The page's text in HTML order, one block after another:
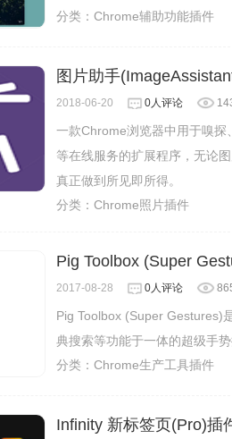
分类： Chrome辅助功能插件
图片助手
2018-06-20 0人评论
一款Chrome浏览器中用于嗅探
等在线服务的扩展程序，无论
真正做到所见即所得。
分类： Chrome照片插件
Pig Toolbox (Super
2017-08-28 0人评论
Pig Toolbox (Super Gestures)
典搜索等功能于一体的超级手势
分类： Chrome生产工具插件
Infinity 新标签页(Pro)插